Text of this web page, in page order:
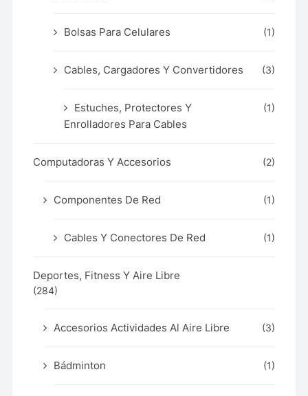
Bolsas Para Celulares (1)
Cables, Cargadores Y Convertidores (3)
Estuches, Protectores Y
Enrolladores Para Cables
(1)
Computadoras Y Accesorios (2)
Componentes De Red (1)
Cables Y Conectores De Red (1)
Deportes, Fitness Y Aire Libre
(284)
Accesorios Actividades Al Aire Libre (3)
Bádminton (1)